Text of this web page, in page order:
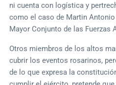
ni cuenta con logística y
como el caso de Martin
Mayor Conjunto de las Fuerzas
Otros miembros de los altos
cubrir los eventos rosarinos,
de lo que expresa la